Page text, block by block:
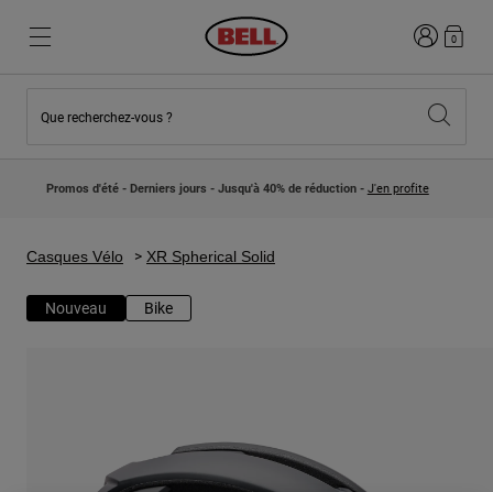
Nouveautés
Casques Motocross Enfant
Explorez Moto
Nouveautés
Lifestyle
Route et Gravel
Connexion
0
Que recherchez-vous ?
Promos d'été - Derniers jours - Jusqu'à 40% de réduction - J'en profite
Casques Vélo XR Spherical Solid
Nouveau Bike